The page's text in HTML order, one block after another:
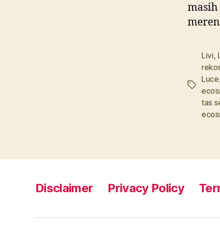
Tags
Livi,
Luce
tas
Disclaimer Privacy Policy